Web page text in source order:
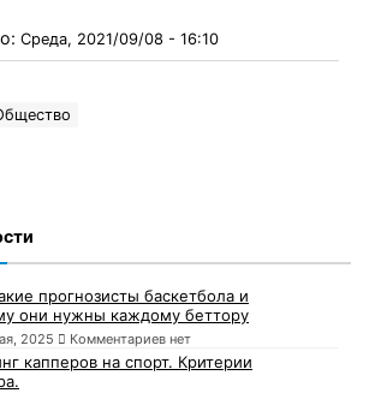
Среда, 2021/09/08 - 16:10
прогнозисты баскетбола и
они нужны каждому беттору
2025 Комментариев нет
капперов на спорт. Критерии